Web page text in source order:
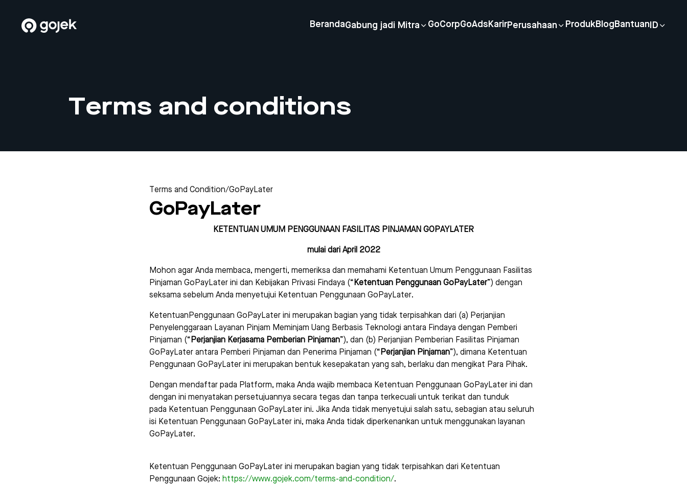
BerandaGabung jadi Mitra GoCorpGoAds KarirPerusahaan ProdukBlog Bantuan ID
Terms and conditions
Terms and Condition/GoPayLater
GoPayLater
KETENTUAN UMUM PENGGUNAAN FASILITAS PINJAMAN GOPAYLATER
mulai dari April 2022
Mohon agar Anda membaca, mengerti, memeriksa dan memahami Ketentuan Umum Penggunaan Fasilitas
Pinjaman GoPayLater ini dan Kebijakan Privasi Findaya (“ Ketentuan Penggunaan GoPayLater”) dengan
seksama sebelum Anda menyetujui Ketentuan Penggunaan GoPayLater.
KetentuanPenggunaan GoPayLater ini merupakan bagian yang tidak terpisahkan dari (a) Perjanjian
Penyelenggaraan Layanan Pinjam Meminjam Uang Berbasis Teknologi antara Findaya dengan Pemberi
Pinjaman (“ Perjanjian Kerjasama Pemberian Pinjaman”), dan (b) Perjanjian Pemberian Fasilitas Pinjaman
GoPayLater antara Pemberi Pinjaman dan Penerima Pinjaman (“ Perjanjian Pinjaman”), dimana Ketentuan
Penggunaan GoPayLater ini merupakan bentuk kesepakatan yang sah, berlaku dan mengikat Para Pihak.
Dengan mendaftar pada Platform, maka Anda wajib membaca Ketentuan Penggunaan GoPayLater ini dan
dengan ini menyatakan persetujuannya secara tegas dan tanpa terkecuali untuk terikat dan tunduk
pada Ketentuan Penggunaan GoPayLater ini. Jika Anda tidak menyetujui salah satu, sebagian atau seluruh
isi Ketentuan Penggunaan GoPayLater ini, maka Anda tidak diperkenankan untuk menggunakan layanan
GoPayLater.
Ketentuan Penggunaan GoPayLater ini merupakan bagian yang tidak terpisahkan dari Ketentuan
Penggunaan Gojek: https://www.gojek.com/terms-and-condition/.